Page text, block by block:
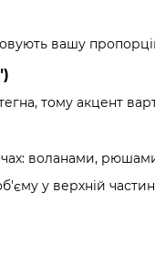
вашу
тому акцент
воланами,
у верхній